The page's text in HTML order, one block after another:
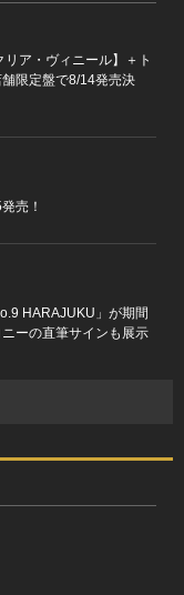
リア・ヴィニール】＋ト
限定盤で8/14発売決
売！
HARAJUKU」が期間
ーの直筆サインも展示